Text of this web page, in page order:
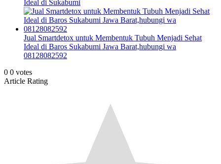
Ideal di Sukabumi
Jual Smartdetox untuk Membentuk Tubuh Menjadi Sehat
Ideal di Baros Sukabumi Jawa Barat,hubungi wa
08128082592
0 0 votes
Article Rating